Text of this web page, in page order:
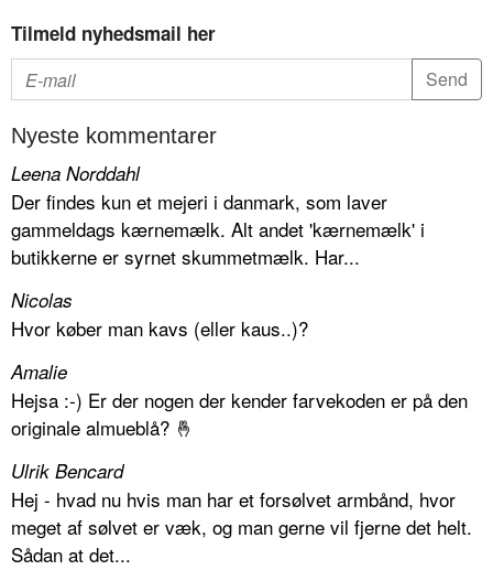
Tilmeld nyhedsmail her
Nyeste kommentarer
Leena Norddahl
Der findes kun et mejeri i danmark, som laver
gammeldags kærnemælk. Alt andet 'kærnemælk' i
butikkerne er syrnet skummetmælk. Har...
Nicolas
Hvor køber man kavs (eller kaus..)?
Amalie
Hejsa :-) Er der nogen der kender farvekoden er på den
originale almueblå? 🤞
Ulrik Bencard
Hej - hvad nu hvis man har et forsølvet armbånd, hvor
meget af sølvet er væk, og man gerne vil fjerne det helt.
Sådan at det...